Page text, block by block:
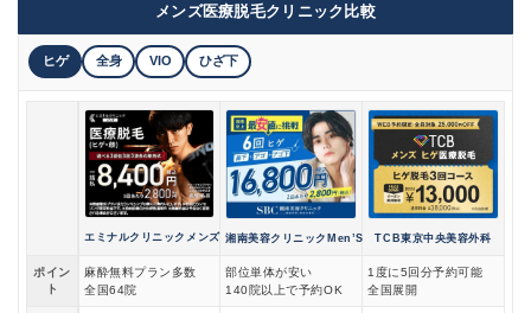
メンズ医療脱毛クリニック比較
ヒゲ 全身 VIO ひざ下
エミナルクリニックメンズ 湘南美容クリニックMen’S TCB東京中央美容外科
ポイン
ト
麻酔無料プラン多数
全国64院
部位単体が安い
140院以上で予約OK
1度に5回分予約可能
全国展開